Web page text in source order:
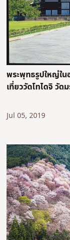
พระพุทธรูปใหญ่ใน
เที่ยววัดโทไดจิ วัด
Jul 05, 2019